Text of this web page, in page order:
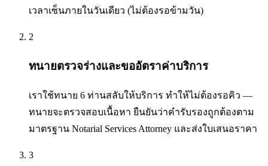
เวลาเซ็นภายในวันเดียว (ไม่ต้องรอข้ามวัน)
2
ทนายตรวจร่างและขออัตราค่าบริการ
เราใช้ทนาย 6 ท่านสลับให้บริการ ทำให้ไม่ต้องรอคิว —
ทนายจะตรวจสอบเนื้อหา ยืนยันว่าคำรับรองถูกต้องตาม
มาตรฐาน Notarial Services Attorney และส่งใบเสนอราคา
3